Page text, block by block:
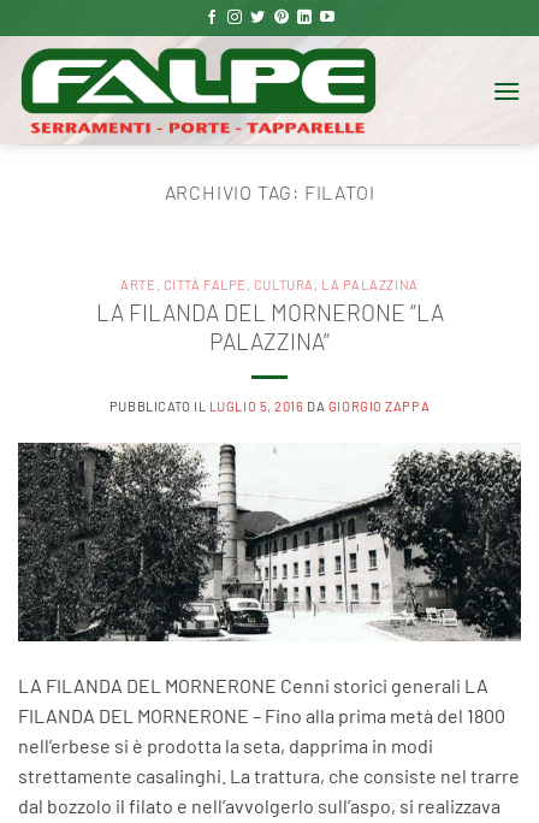
ai
contenuti
ARCHIVIO TAG: FILATOI
ARTE , CITTÀ FALPE , CULTURA , LA PALAZZINA
LA FILANDA DEL MORNERONE “LA
PALAZZINA”
PUBBLICATO IL LUGLIO 5, 2016 DA GIORGIO ZAPPA
LA FILANDA DEL MORNERONE Cenni storici generali LA
FILANDA DEL MORNERONE – Fino alla prima metà del 1800
nell’erbese si è prodotta la seta, dapprima in modi
strettamente casalinghi. La trattura, che consiste nel trarre
dal bozzolo il filato e nell’avvolgerlo sull’aspo, si realizzava